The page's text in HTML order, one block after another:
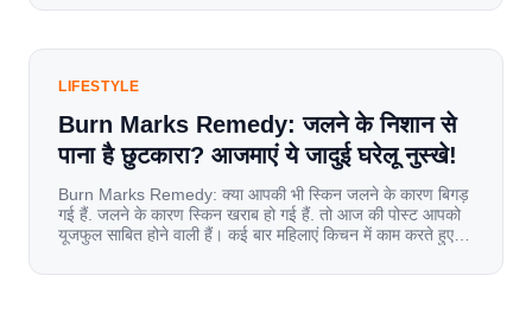
यूज़र्स का जबरदस्त रिस्पॉन्स लॉन्च के तुरंत […]
LIFESTYLE
Burn Marks Remedy: जलने के निशान से
पाना है छुटकारा? आजमाएं ये जादुई घरेलू नुस्खे!
Burn Marks Remedy: क्या आपकी भी स्किन जलने के कारण बिगड़
गई हैं. जलने के कारण स्किन खराब हो गई हैं. तो आज की पोस्ट आपको
यूजफुल साबित होने वाली हैं। कई बार महिलाएं किचन में काम करते हुए
[…]